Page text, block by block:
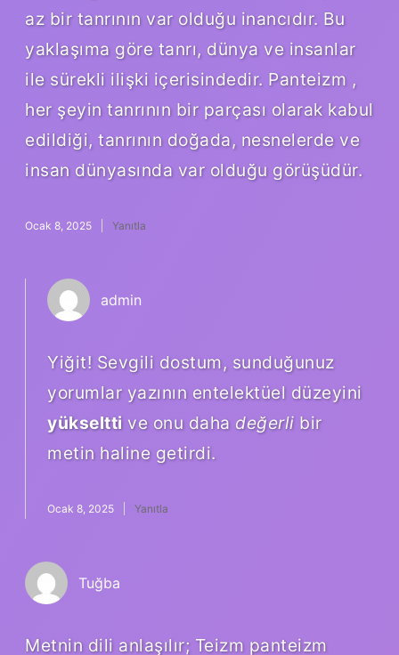
az bir tanrının var olduğu inancıdır. Bu
yaklaşıma göre tanrı, dünya ve insanlar
ile sürekli ilişki içerisindedir. Panteizm ,
her şeyin tanrının bir parçası olarak kabul
edildiği, tanrının doğada, nesnelerde ve
insan dünyasında var olduğu görüşüdür.
Ocak 8, 2025 Yanıtla
admin
Yiğit! Sevgili dostum, sunduğunuz
yorumlar yazının entelektüel düzeyini
yükselttive onu daha değerli bir
metin haline getirdi.
Ocak 8, 2025 Yanıtla
Tuğba
Metnin dili anlaşılır; Teizm panteizm